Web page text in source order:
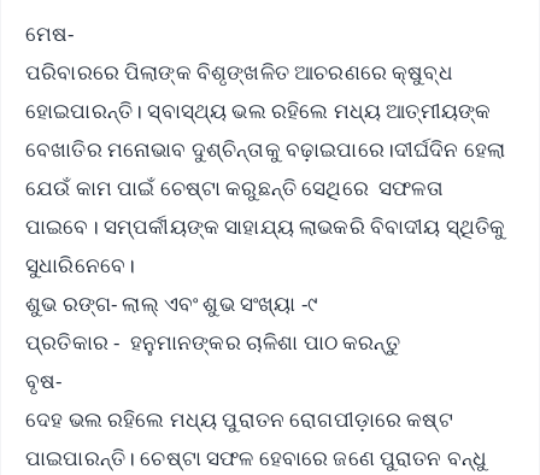
ମେଷ-
ପରିବାରରେ ପିଲାଙ୍କ ବିଶୃଙ୍ଖଳିତ ଆଚରଣରେ କ୍ଷୁବ୍ଧ
ହୋଇପାରନ୍ତି। ସ୍ବାସ୍ଥ୍ୟ ଭଲ ରହିଲେ ମଧ୍ୟ ଆତ୍ମୀୟଙ୍କ
ବେଖାତିର ମନୋଭାବ ଦୁଶ୍ଚିନ୍ତାକୁ ବଢ଼ାଇପାରେ।ଦୀର୍ଘଦିନ ହେଲା
ଯେଉଁ କାମ ପାଇଁ ଚେଷ୍ଟା କରୁଛନ୍ତି ସେଥିରେ ସଫଳତା
ପାଇବେ। ସମ୍ପର୍କୀୟଙ୍କ ସାହାଯ୍ୟ ଲାଭକରି ବିବାଦୀୟ ସ୍ଥିତିକୁ
ସୁଧାରିନେବେ।
ଶୁଭ ରଙ୍ଗ- ଲାଲ୍ ଏବଂ ଶୁଭ ସଂଖ୍ୟା -୯
ପ୍ରତିକାର - ହନୁମାନଙ୍କର ଚାଳିଶା ପାଠ କରନ୍ତୁ
ବୃଷ-
ଦେହ ଭଲ ରହିଲେ ମଧ୍ୟ ପୁରାତନ ରୋଗପୀଡ଼ାରେ କଷ୍ଟ
ପାଇପାରନ୍ତି। ଚେଷ୍ଟା ସଫଳ ହେବାରେ ଜଣେ ପୁରାତନ ବନ୍ଧୁ